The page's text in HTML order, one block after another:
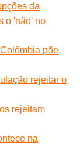
da
o 'não' no
põe
rejeitar o
rejeitam
na